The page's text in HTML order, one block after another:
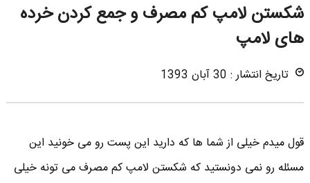
شکستن لامپ کم مصرف و جمع کردن خرده
های لامپ
تاریخ انتشار : 30 آبان 1393
قول میدم خیلی از شما ها که دارید این پست رو می خونید این
مسئله رو نمی دونستید که شکستن لامپ کم مصرف می تونه خیلی